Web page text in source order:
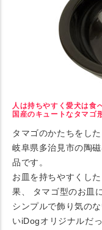
人は持ちやすく愛犬は食
国産のキュートなタマゴ
タマゴのかたちをし
岐阜県多治見市の陶
品です。
お皿を持ちやすくし
果、 タマゴ型のお皿
シンプルで飾り気の
いiDogオリジナルだ